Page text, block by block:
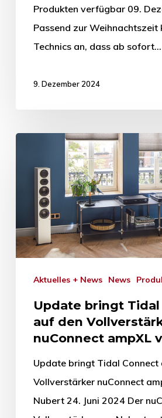
Produkten verfügbar 09.
Passend zur Weihnachtszeit
Technics an, dass ab sofort…
9. Dezember 2024
Aktuelles + News News
Update bringt
auf den
nuConnect ampXL
Update bringt Tidal Connect
Vollverstärker nuConnect
Nubert 24. Juni 2024 Der